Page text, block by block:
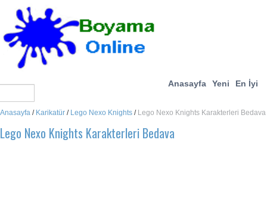
Anasayfa Yeni En İyi
Anasayfa / Karikatür / Lego Nexo Knights / Lego Nexo Knights Karakterleri Bedava
Lego Nexo Knights Karakterleri Bedava